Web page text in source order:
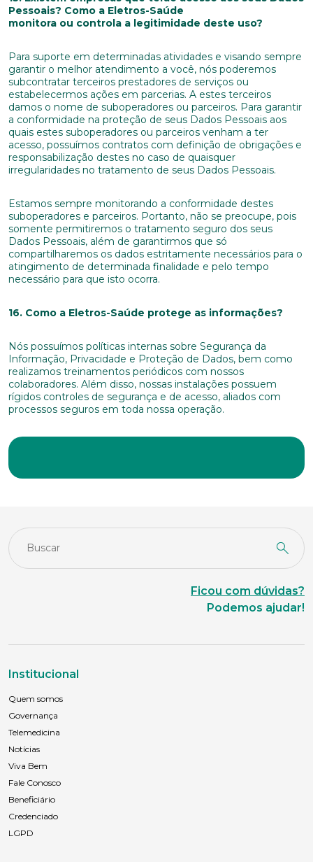
Pessoais? Como a Eletros-Saúde
monitora ou controla a legitimidade deste uso?
Para suporte em determinadas atividades e visando sempre
garantir o melhor atendimento a você, nós poderemos
subcontratar terceiros prestadores de serviços ou
estabelecermos ações em parcerias. A estes terceiros
damos o nome de suboperadores ou parceiros. Para garantir
a conformidade na proteção de seus Dados Pessoais aos
quais estes suboperadores ou parceiros venham a ter
acesso, possuímos contratos com definição de obrigações e
responsabilização destes no caso de quaisquer
irregularidades no tratamento de seus Dados Pessoais.
Estamos sempre monitorando a conformidade destes
suboperadores e parceiros. Portanto, não se preocupe, pois
somente permitiremos o tratamento seguro dos seus
Dados Pessoais, além de garantirmos que só
compartilharemos os dados estritamente necessários para o
atingimento de determinada finalidade e pelo tempo
necessário para que isto ocorra.
16. Como a Eletros-Saúde protege as informações?
Nós possuímos políticas internas sobre Segurança da
Informação, Privacidade e Proteção de Dados, bem como
realizamos treinamentos periódicos com nossos
colaboradores. Além disso, nossas instalações possuem
rígidos controles de segurança e de acesso, aliados com
processos seguros em toda nossa operação.
Ficou com dúvidas?
Podemos ajudar!
Institucional
Quem somos
Governança
Telemedicina
Notícias
Viva Bem
Fale Conosco
Beneficiário
Credenciado
LGPD